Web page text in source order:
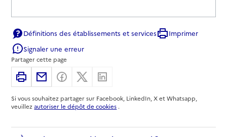
Définitions des établissements et services
Imprimer
Signaler une erreur
Partager cette page
ImprimerPartager par email
Partager sur Facebook
Partager sur X
Si vous souhaitez partager sur Facebook, LinkedIn, X et Whatsapp,
veuillezautoriser le dépôt de cookies .